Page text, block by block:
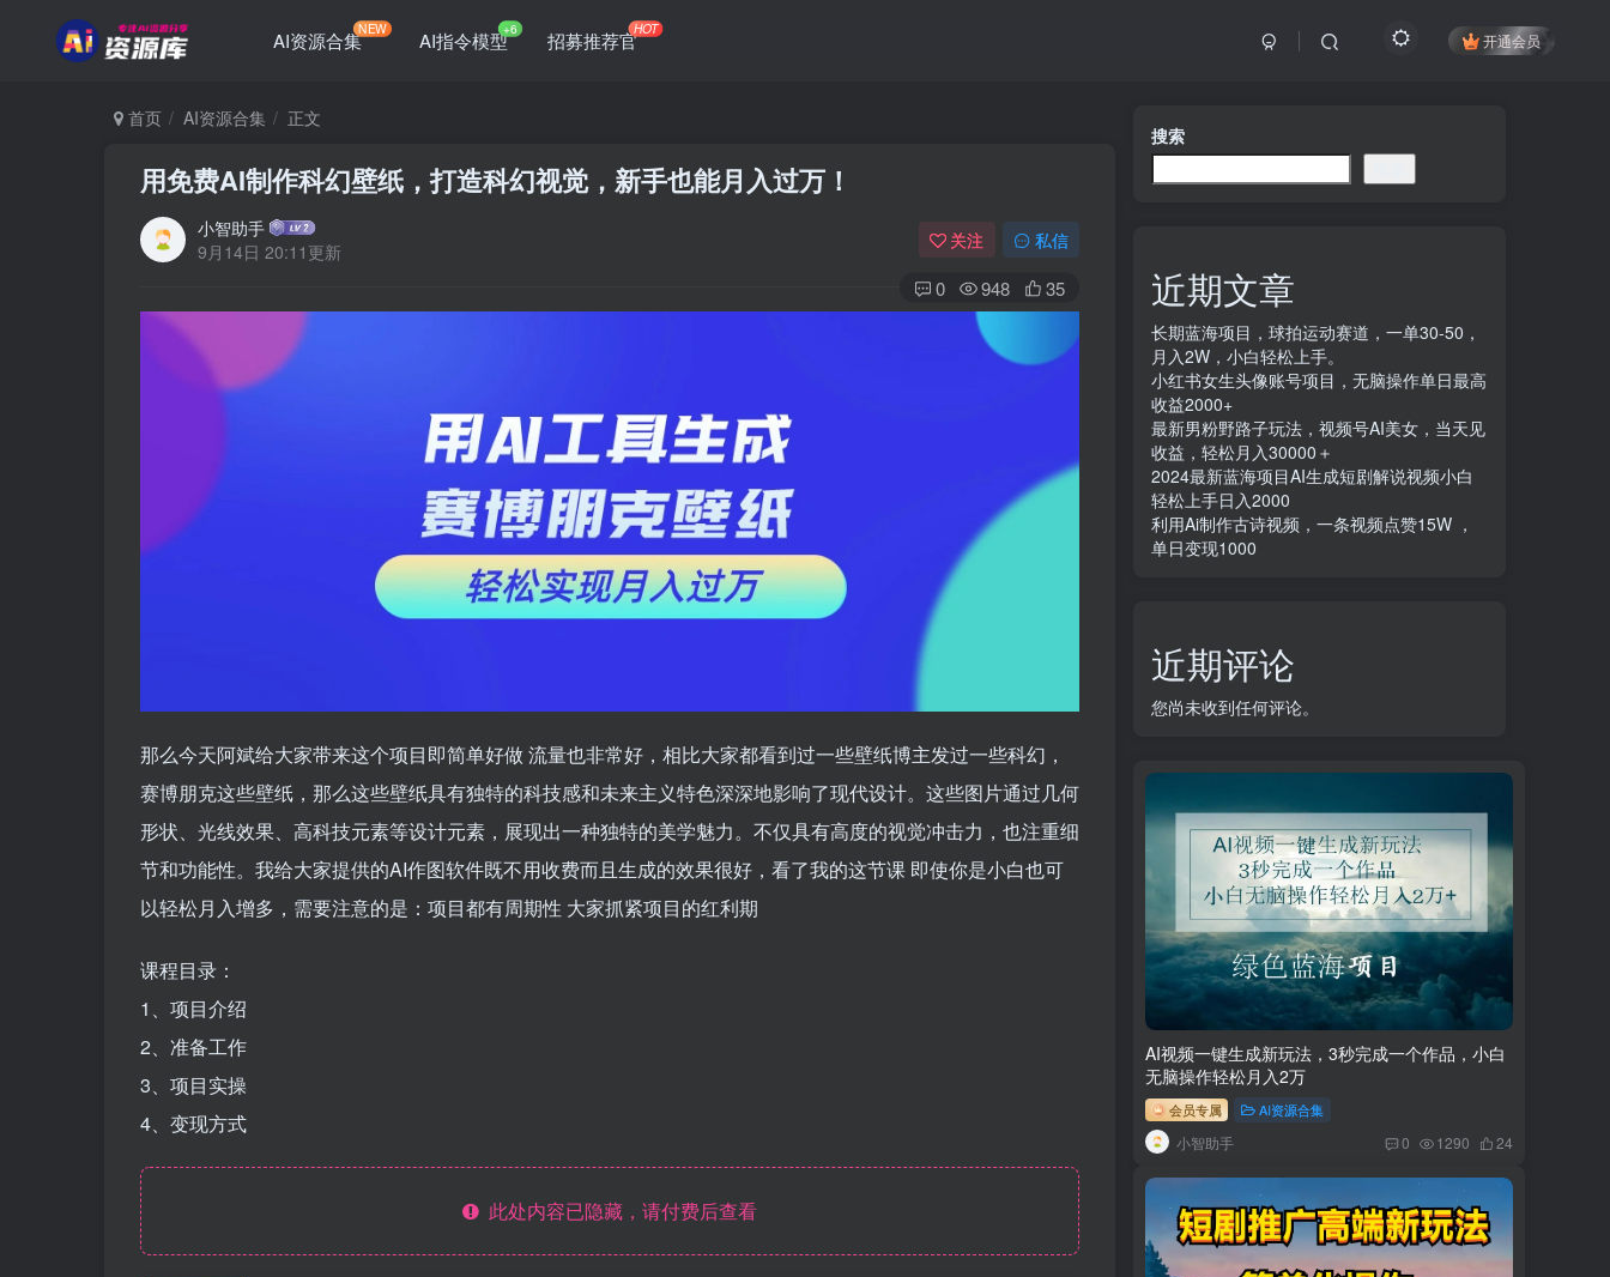
AI资源合集NEW AI指令模型+6 招募推荐官HOT
开通会员
首页 AI资源合集 正文
用免费AI制作科幻壁纸，打造科幻视觉，新手也能月入过万！
小智助手
9月14日 20:11更新
关注 私信
0 948 35
那么今天阿斌给大家带来这个项目即简单好做 流量也非常好，相比大家都看到过一些壁纸博主发过一些科幻，
赛博朋克这些壁纸，那么这些壁纸具有独特的科技感和未来主义特色深深地影响了现代设计。这些图片通过几何
形状、光线效果、高科技元素等设计元素，展现出一种独特的美学魅力。不仅具有高度的视觉冲击力，也注重细
节和功能性。我给大家提供的AI作图软件既不用收费而且生成的效果很好，看了我的这节课 即使你是小白也可
以轻松月入增多，需要注意的是：项目都有周期性 大家抓紧项目的红利期
课程目录：
1、项目介绍
2、准备工作
3、项目实操
4、变现方式
此处内容已隐藏，请付费后查看
搜索
近期文章
长期蓝海项目，球拍运动赛道，一单30-50，
月入2W，小白轻松上手。
小红书女生头像账号项目，无脑操作单日最高
收益2000+
最新男粉野路子玩法，视频号AI美女，当天见
收益，轻松月入30000＋
2024最新蓝海项目AI生成短剧解说视频小白
轻松上手日入2000
利用Ai制作古诗视频，一条视频点赞15W ，
单日变现1000
近期评论
您尚未收到任何评论。
AI视频一键生成新玩法，3秒完成一个作品，小白
无脑操作轻松月入2万
会员专属 AI资源合集
小智助手 0 1290 24